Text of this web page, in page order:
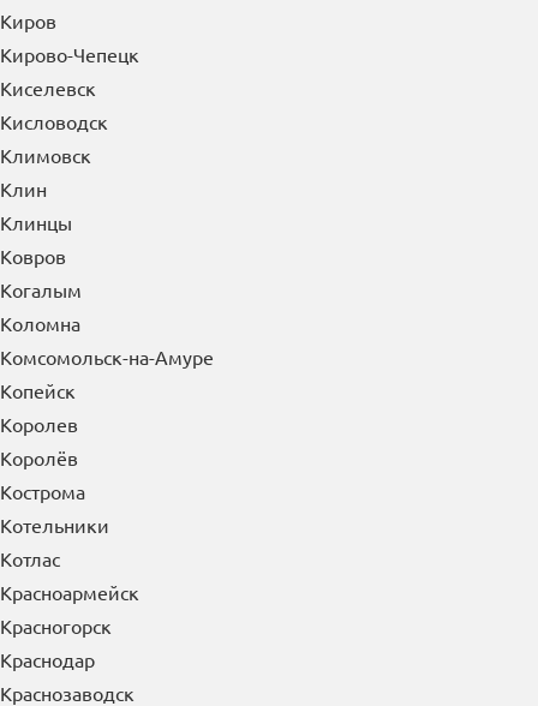
Киров
Кирово-Чепецк
Киселевск
Кисловодск
Климовск
Клин
Клинцы
Ковров
Когалым
Коломна
Комсомольск-на-Амуре
Копейск
Королев
Королёв
Кострома
Котельники
Котлас
Красноармейск
Красногорск
Краснодар
Краснозаводск